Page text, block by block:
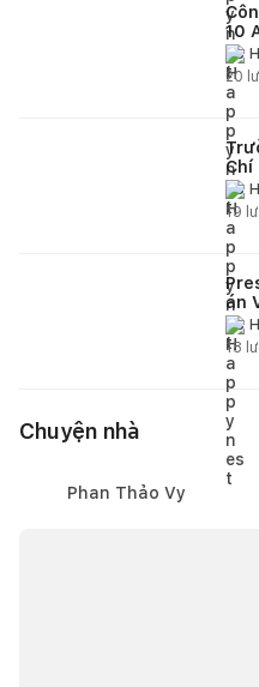
10
và
20
Chí
19
án
18
Chuyện nhà
Phan Thảo Vy